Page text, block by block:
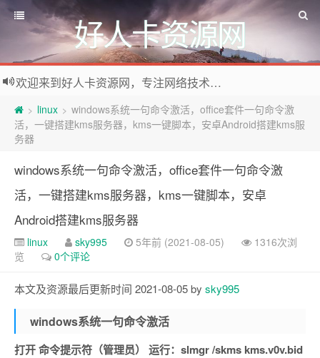
好人卡资源网
欢迎来到好人卡资源网，专注网络技术资源收集，我们不仅是网络资源的搬运工，也生产原创资源。寻找资源请留言或关注公众号:烈日下的男人
> linux > windows系统一句命令激活，office套件一句命令激
活，一键搭建kms服务器，kms一键脚本，安卓Android搭建kms服
务器
windows系统一句命令激活，office套件一句命令激
活，一键搭建kms服务器，kms一键脚本，安卓
Android搭建kms服务器
linux sky995 5年前 (2021-08-05)
1316次浏
览
0个评论
本文及资源最后更新时间 2021-08-05 by sky995
windows系统一句命令激活
打开 命令提示符（管理员） 运行：slmgr /skms kms.v0v.bid